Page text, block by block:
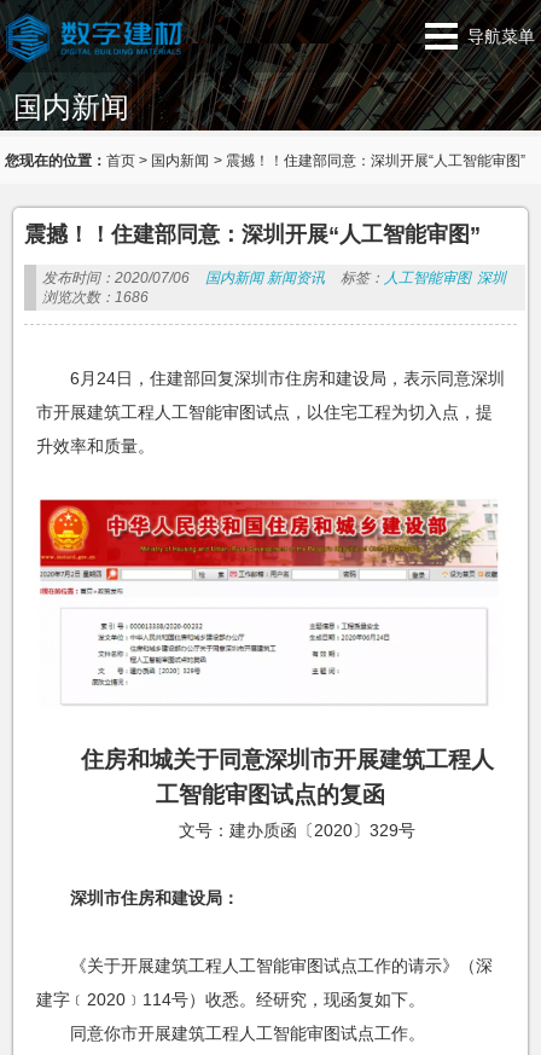
导航菜单
国内新闻
您现在的位置：首页 > 国内新闻 > 震撼！！住建部同意：深圳开展“人工智能审图”
震撼！！住建部同意：深圳开展“人工智能审图”
发布时间：2020/07/06 国内新闻 新闻资讯 标签： 人工智能审图 深圳
浏览次数：1686
6月24日，住建部回复深圳市住房和建设局，表示同意深圳
市开展建筑工程人工智能审图试点，以住宅工程为切入点，提
升效率和质量。
住房和城关于同意深圳市开展建筑工程人
工智能审图试点的复函
文号：建办质函〔2020〕329号
深圳市住房和建设局：
《关于开展建筑工程人工智能审图试点工作的请示》（深
建字﹝2020﹞114号）收悉。经研究，现函复如下。
同意你市开展建筑工程人工智能审图试点工作。